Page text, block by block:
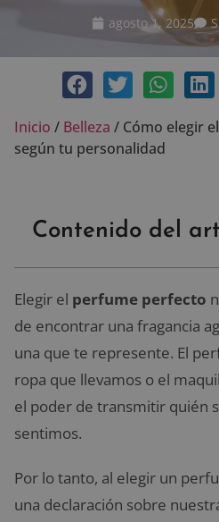
agosto 1, 2025
Inicio / Belleza / Cómo elegir
según tu personalidad
Contenido del
Elegir el perfume perfecto
de encontrar una fragancia
una que te represente. El
ropa que llevamos o el
el poder de transmitir quién
sentimos.
Por lo tanto, al elegir un
una declaración sobre